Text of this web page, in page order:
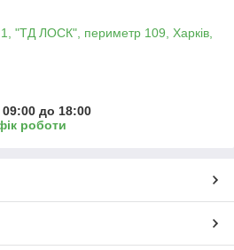
"ТД ЛОСК", периметр 109, Харків,
до 18:00
роботи